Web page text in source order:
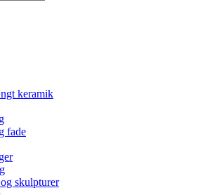
keramik
fade
skulpturer